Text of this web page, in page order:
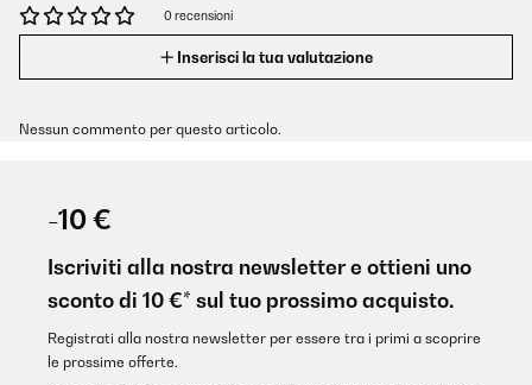
0 recensioni
Inserisci la tua valutazione
Nessun commento per questo articolo.
-10 €
Iscriviti alla nostra newsletter e ottieni uno
sconto di 10 €* sul tuo prossimo acquisto.
Registrati alla nostra newsletter per essere tra i primi a scoprire
le prossime offerte.